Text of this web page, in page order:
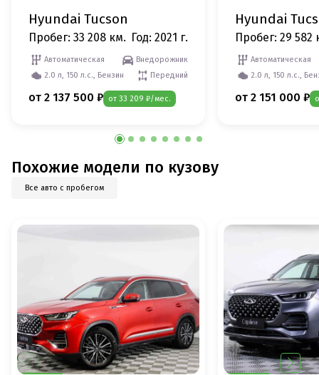
Hyundai Tucson
Пробег: 33 208 км. Год: 2021 г.
Автоматическая
Внедорожник
2.0 л, 150 л.с., Бензин
Передний
от 2 137 500 ₽ от 33 209 ₽/мес.
Hyundai
Пробег: 29 582
Автоматическая
2.0 л, 150 л.с.,
от 2 151 000 ₽
Похожие модели по кузову
Все авто с пробегом